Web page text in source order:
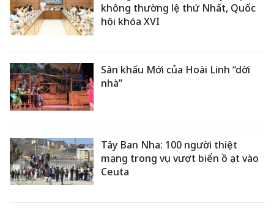
không thường lệ thứ Nhất, Quốc
hội khóa XVI
Sân khấu Mới của Hoài Linh “dời
nhà”
Tây Ban Nha: 100 người thiệt
mạng trong vụ vượt biển ồ ạt vào
Ceuta